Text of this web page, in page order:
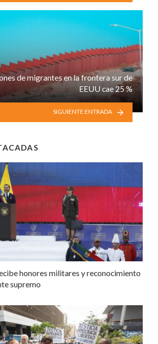
de migrantes en la frontera sur de
EEUU cae 25 %
SIGUIENTE ENTRADA
honores militares y reconocimiento
supremo